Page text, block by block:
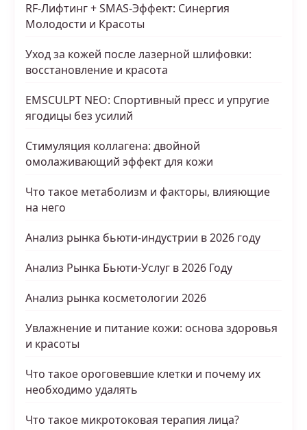
RF-Лифтинг + SMAS-Эффект: Синергия
Молодости и Красоты
Уход за кожей после лазерной шлифовки:
восстановление и красота
EMSCULPT NEO: Спортивный пресс и упругие
ягодицы без усилий
Стимуляция коллагена: двойной
омолаживающий эффект для кожи
Что такое метаболизм и факторы, влияющие
на него
Анализ рынка бьюти-индустрии в 2026 году
Анализ Рынка Бьюти-Услуг в 2026 Году
Анализ рынка косметологии 2026
Увлажнение и питание кожи: основа здоровья
и красоты
Что такое ороговевшие клетки и почему их
необходимо удалять
Что такое микротоковая терапия лица?